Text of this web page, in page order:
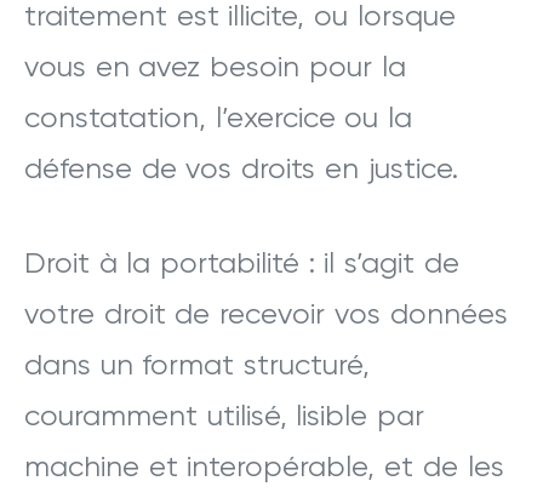
traitement est illicite, ou lorsque
vous en avez besoin pour la
constatation, l’exercice ou la
défense de vos droits en justice.
Droit à la portabilité : il s’agit de
votre droit de recevoir vos données
dans un format structuré,
couramment utilisé, lisible par
machine et interopérable, et de les